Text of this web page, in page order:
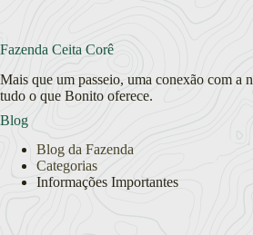
Fazenda Ceita Corê
Mais que um passeio, uma conexão com a
tudo o que Bonito oferece.
Blog
Blog da Fazenda
Categorias
Informações Importantes